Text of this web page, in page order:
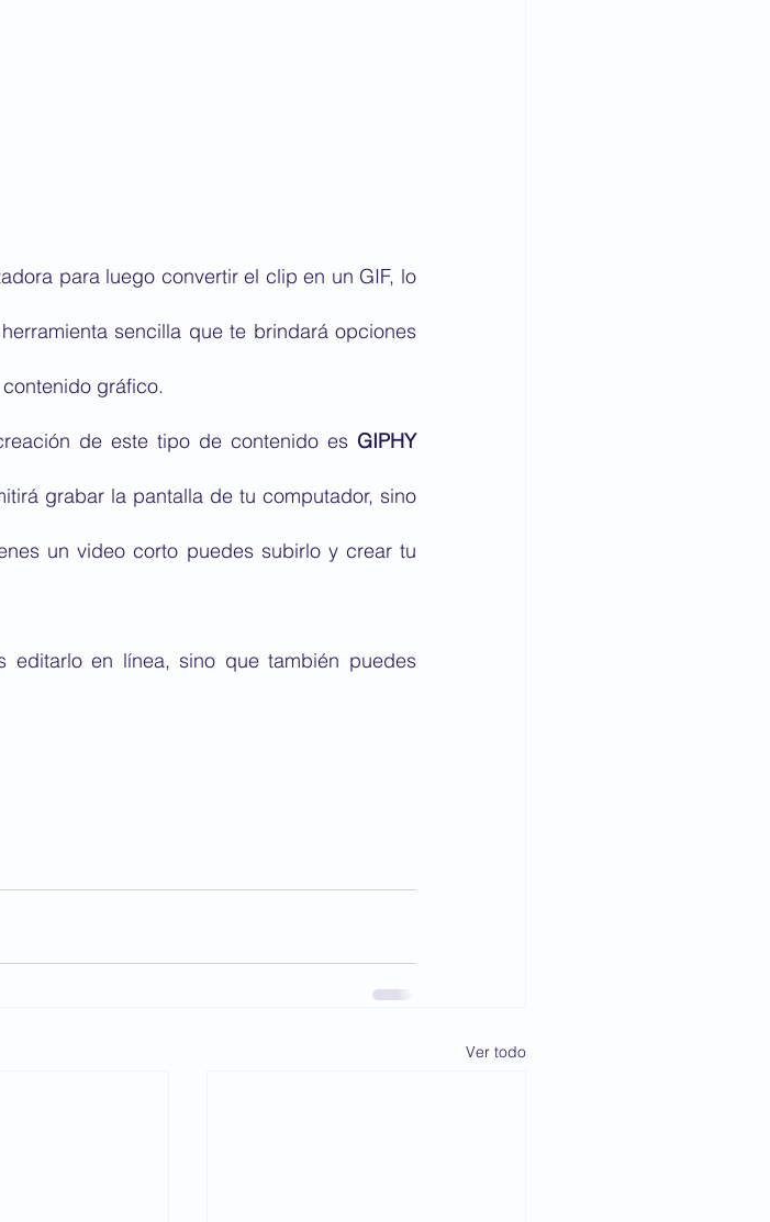
para luego convertir el clip en un GIF, lo
sencilla que te brindará opciones
gráfico.
de este tipo de contenido es GIPHY
grabar la pantalla de tu computador, sino
un video corto puedes subirlo y crear tu
editarlo en línea, sino que también puedes
Ver todo